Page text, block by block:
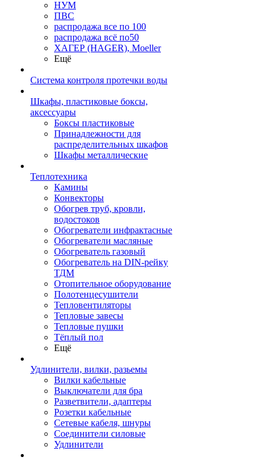
НУМ
ПВС
распродажа все по 100
распродажа всё по50
ХАГЕР (HAGER), Moeller
Ещё
Система контроля протечки воды
Шкафы, пластиковые боксы,
аксессуары
Боксы пластиковые
Принадлежности для
распределительных шкафов
Шкафы металлические
Теплотехника
Камины
Конвекторы
Обогрев труб, кровли,
водостоков
Обогреватели инфрактасные
Обогреватели масляные
Обогреватель газовый
Обогреватель на DIN-рейку
ТДМ
Отопительное оборудование
Полотенцесушители
Тепловентиляторы
Тепловые завесы
Тепловые пушки
Тёплый пол
Ещё
Удлинители, вилки, разьемы
Вилки кабельные
Выключатели для бра
Разветвители, адаптеры
Розетки кабельные
Сетевые кабеля, шнуры
Соединители силовые
Удлинители